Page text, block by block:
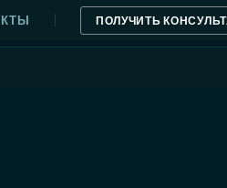
ПОЛУЧИТЬ